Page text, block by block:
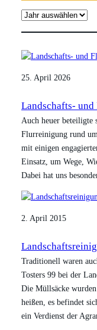
A
h
v
25. April 2026
Landschafts-
Auch heuer beteiligte
Flurreinigung rund
mit einigen
Einsatz, um Wege,
Dabei hat uns
2. April 2015
Traditionell waren
Tosters 99 bei der
Die Müllsäcke
heißen, es befindet
ein Verdienst der